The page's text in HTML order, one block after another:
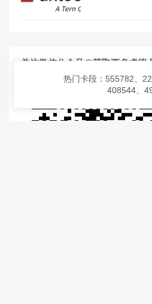
关注微信公众号@获取更多虚拟
热门卡段：555782、
408544、